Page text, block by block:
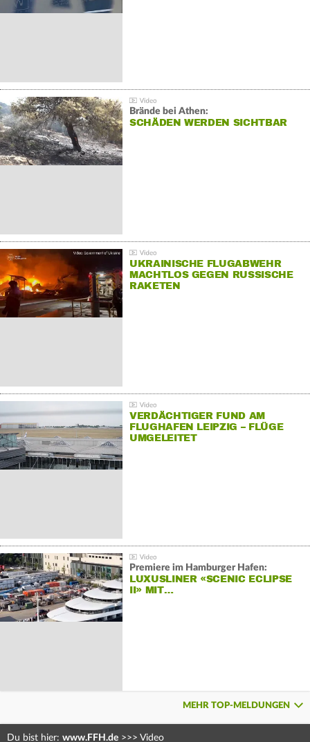
Brände bei Athen:
SCHÄDEN WERDEN SICHTBAR
UKRAINISCHE FLUGABWEHR
MACHTLOS GEGEN RUSSISCHE
RAKETEN
VERDÄCHTIGER FUND AM
FLUGHAFEN LEIPZIG – FLÜGE
UMGELEITET
Premiere im Hamburger Hafen:
LUXUSLINER «SCENIC ECLIPSE
II» MIT…
MEHR TOP-MELDUNGEN
Du bist hier: www.FFH.de >>> Video